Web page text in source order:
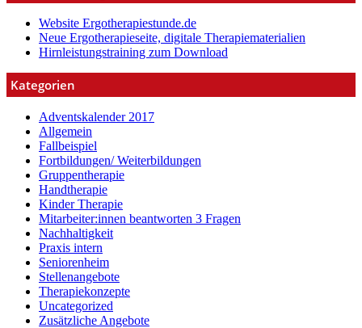
Website Ergotherapiestunde.de
Neue Ergotherapieseite, digitale Therapiematerialien
Hirnleistungstraining zum Download
Kategorien
Adventskalender 2017
Allgemein
Fallbeispiel
Fortbildungen/ Weiterbildungen
Gruppentherapie
Handtherapie
Kinder Therapie
Mitarbeiter:innen beantworten 3 Fragen
Nachhaltigkeit
Praxis intern
Seniorenheim
Stellenangebote
Therapiekonzepte
Uncategorized
Zusätzliche Angebote